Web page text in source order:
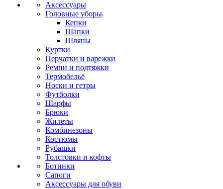
Аксессуары
Головные уборы
Кепки
Шапки
Шляпы
Куртки
Перчатки и варежки
Ремни и подтяжки
Термобельё
Носки и гетры
Футболки
Шарфы
Брюки
Жилеты
Комбинезоны
Костюмы
Рубашки
Толстовки и кофты
Ботинки
Сапоги
Аксессуары для обуви